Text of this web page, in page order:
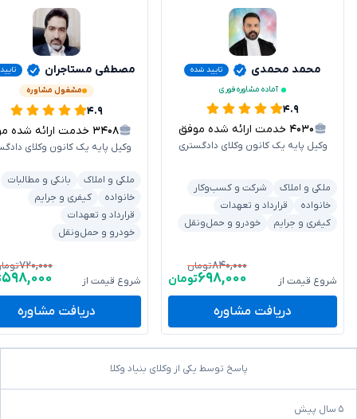
محمد محمدی
تایید شده
آماده مشاوره فوری
۴.۹
۴۰۳۰ خدمت ارائه شده موفق
وکیل پایه یک کانون وکلای دادگستری
ملکی و املاک
شرکت و کسب‌وکار
خانواده
قرارداد و تعهدات
کیفری و جرایم
خودرو و حمل‌ونقل
شروع قیمت از
۸۴۰,۰۰۰تومان
۶۹۸,۰۰۰تومان
دریافت مشاوره
مصطفی مستاجران
مشغول مشاوره
۴.۹
۳۴۰۸ خدمت ارائه شده موفق
وکیل پایه یک کانون وکلای
ملکی و املاک
بانکی و مطالبات
خانواده
کیفری و جرایم
قرارداد و تعهدات
خودرو و حمل‌ونقل
شروع قیمت از
۷۲۰,۰۰۰
۵۹۸,۰۰۰
دریافت مشاوره
پاسخ توسط یکی از وکلای بنیاد وکلا
۵ سال پیش